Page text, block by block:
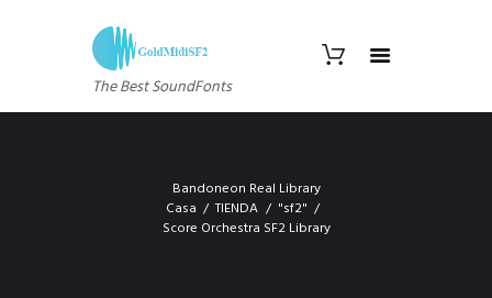
The Best SoundFonts
Bandoneon Real Library
Casa
TIENDA
"sf2"
Score Orchestra SF2 Library